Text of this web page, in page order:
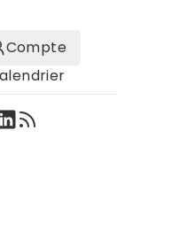
Compte